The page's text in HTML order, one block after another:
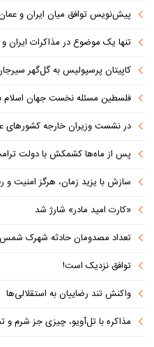
پیش‌نویس توافق میان ایران و
تنها یک موضوع در مذاکرات ایران
کاپیتان پرسپولیس به گل‌گهر
فلسطین مسئله نخست جهان اسلام
در نشست وزیران خارجه کشورهای
پس از ماه‌ها کشمکش با دولت
سازش با یزید زمان، هرگز امنیت و
«کارت امید مادر» شارژ شد
تعداد مصدومان حادثه شهرک شمس آباد به
توافق نزدیک است!
واکنش تند رضاییان به استقلالی‌ها
مذاکره با تل‌آویو، چیزی جز شرم و